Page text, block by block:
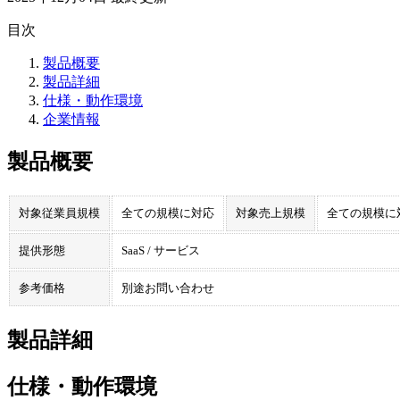
目次
製品概要
製品詳細
仕様・動作環境
企業情報
製品概要
対象従業員規模 全ての規模に対応 対象売上規模 全ての規模に
提供形態 SaaS / サービス
参考価格 別途お問い合わせ
製品詳細
仕様・動作環境